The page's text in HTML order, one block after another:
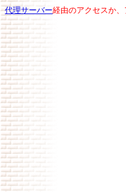
代理サーバー経由のアクセスか